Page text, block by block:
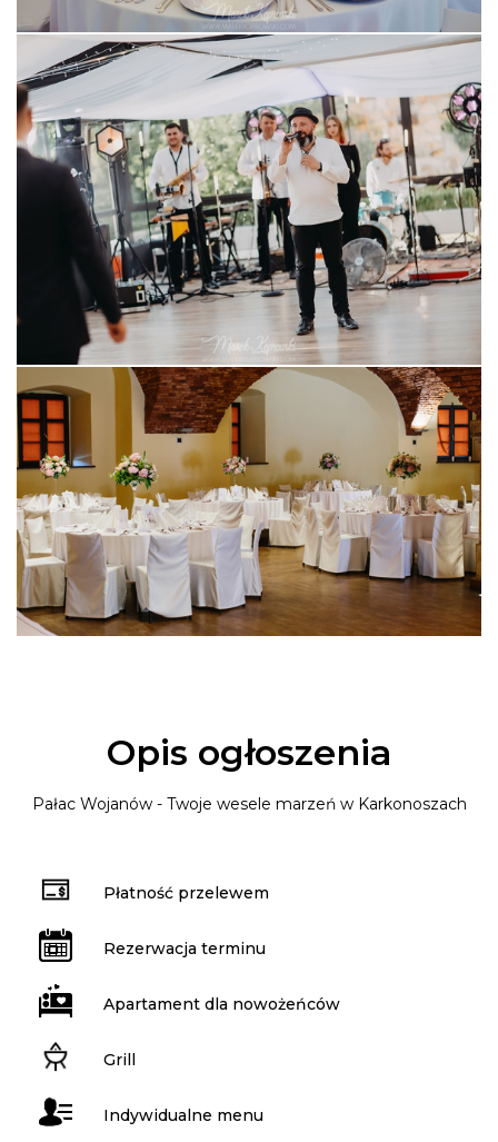
Opis ogłoszenia
Pałac Wojanów - Twoje wesele marzeń w Karkonoszach
Płatność przelewem
Rezerwacja terminu
Apartament dla nowożeńców
Grill
Indywidualne menu